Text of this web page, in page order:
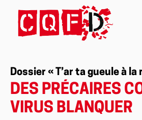
Dossier « T’ar ta gueule à la
DES PRÉCAIRES
VIRUS BLANQUER